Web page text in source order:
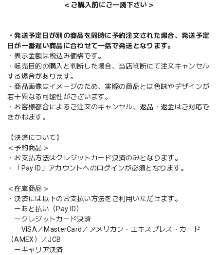
＜ご購入前にご一読下さい＞
・発送予定日が別の商品を同時に予約注文された場合、発送予定
日が一番遅い商品に合わせて一括で発送となります。
・表示金額は税込み価格です。
・転売目的の購入と判断した場合、当店判断にて注文キャンセル
する場合があります。
・商品画像はイメージのため、実際の商品とは色味やデザインが
若干異なる可能性がございます。
・お客様都合によるご注文のキャンセル、返品・返金はご対応で
きかねます。
【決済について】
＜予約商品＞
・お支払方法はクレジットカード決済のみとなります。
・「Pay ID」アカウントへのログインが必須となります。
＜在庫商品＞
・決済には以下のお支払い方法をご利用いただけます。
ーあと払い（Pay ID）
ークレジットカード決済
VISA／MasterCard／アメリカン・エキスプレス・カード
（AMEX）／JCB
ーキャリア決済